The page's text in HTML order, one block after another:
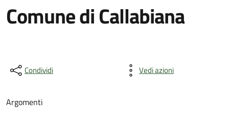
Comune di Callabiana
Condividi Vedi azioni
Argomenti